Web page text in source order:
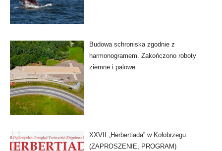
Budowa schroniska zgodnie z
harmonogramem. Zakończono roboty
ziemne i palowe
XXVII „Herbertiada” w Kołobrzegu
(ZAPROSZENIE, PROGRAM)